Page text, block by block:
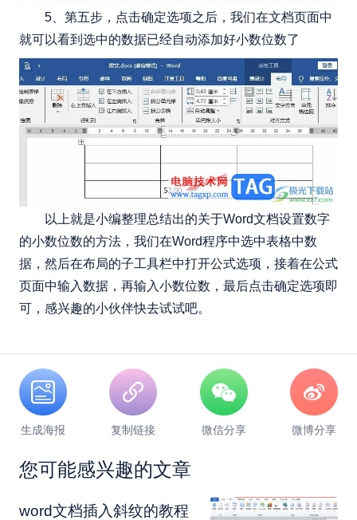
5、第五步，点击确定选项之后，我们在文档页面中
就可以看到选中的数据已经自动添加好小数位数了
以上就是小编整理总结出的关于Word文档设置数字
的小数位数的方法，我们在Word程序中选中表格中数
据，然后在布局的子工具栏中打开公式选项，接着在公式
页面中输入数据，再输入小数位数，最后点击确定选项即
可，感兴趣的小伙伴快去试试吧。
生成海报 复制链接 微信分享 微博分享
您可能感兴趣的文章
​word文档插入斜纹的教程